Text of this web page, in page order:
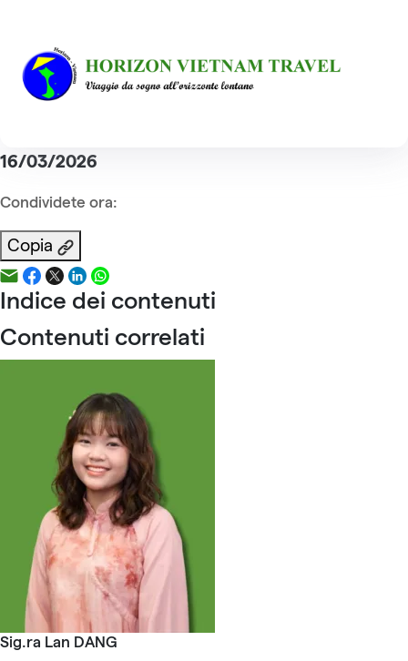
Sig.ra Phuong DAO
Indice dei contenuti
16/03/2026
Condividete ora:
Copia
Indice dei contenuti
Contenuti correlati
Sig.ra Lan DANG